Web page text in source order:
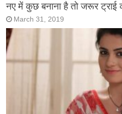
नए में कुछ बनाना है तो जरूर
March 31, 2019